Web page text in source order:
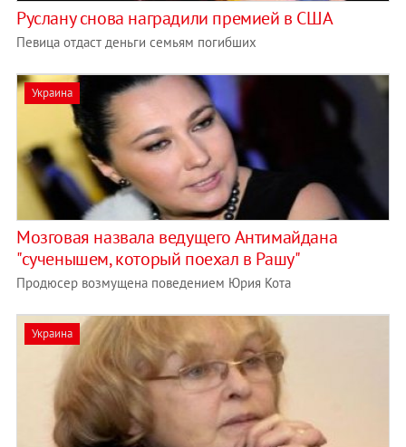
Руслану снова наградили премией в США
Певица отдаст деньги семьям погибших
Украина
Мозговая назвала ведущего Антимайдана
"сученышем, который поехал в Рашу"
Продюсер возмущена поведением Юрия Кота
Украина